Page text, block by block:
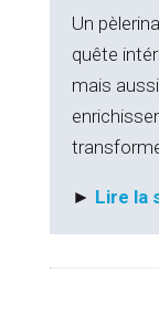
Un
quête
mais
► Lire la